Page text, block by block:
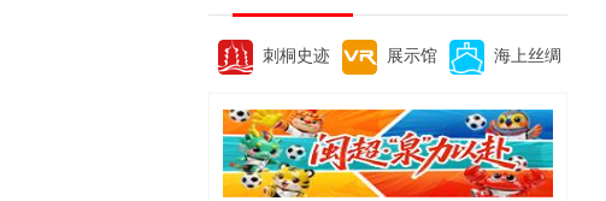
刺桐史迹 展示馆 海上丝绸